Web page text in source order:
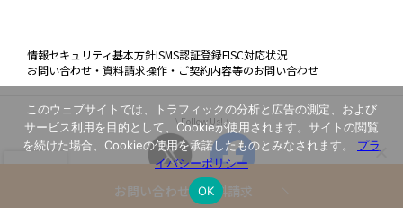
お問い合わせ・資料請求
情報セキュリティ基本方針ISMS認証登録FISC対応状況
お問い合わせ・資料請求操作・ご契約内容等のお問い合わせ
\ Follow Us! /
Copyright(C) JAPAN MEDIA SYSTEMS Corp. All rights reserved.
このウェブサイトでは、トラフィックの分析と広告の測定、および
サービス利用を目的として、Cookieが使用されます。サイトの閲覧
を続けた場合、Cookieの使用を承諾したものとみなされます。 プラ
イバシーポリシー
OK